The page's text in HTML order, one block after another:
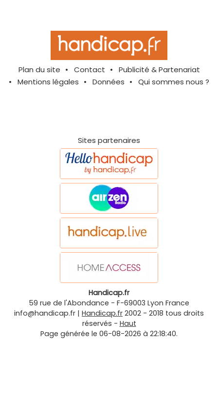
Plan du site Contact
Publicité & Partenariat
Mentions légales
Données Qui sommes nous ?
Sites partenaires
Handicap.fr
59 rue de l'Abondance - F-69003 Lyon France
info@handicap.fr | Handicap.fr 2002 - 2018 tous droits
réservés - Haut
Page générée le 06-08-2026 à 22:18:40.